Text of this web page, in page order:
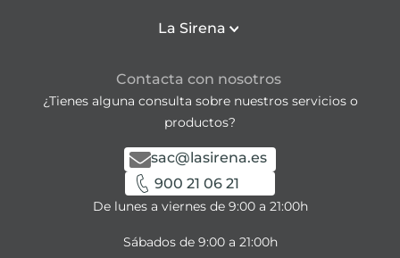
La Sirena
Contacta con nosotros
¿Tienes alguna consulta sobre nuestros servicios o
productos?
sac@lasirena.es
900 21 06 21
De lunes a viernes de 9:00 a 21:00h
Sábados de 9:00 a 21:00h